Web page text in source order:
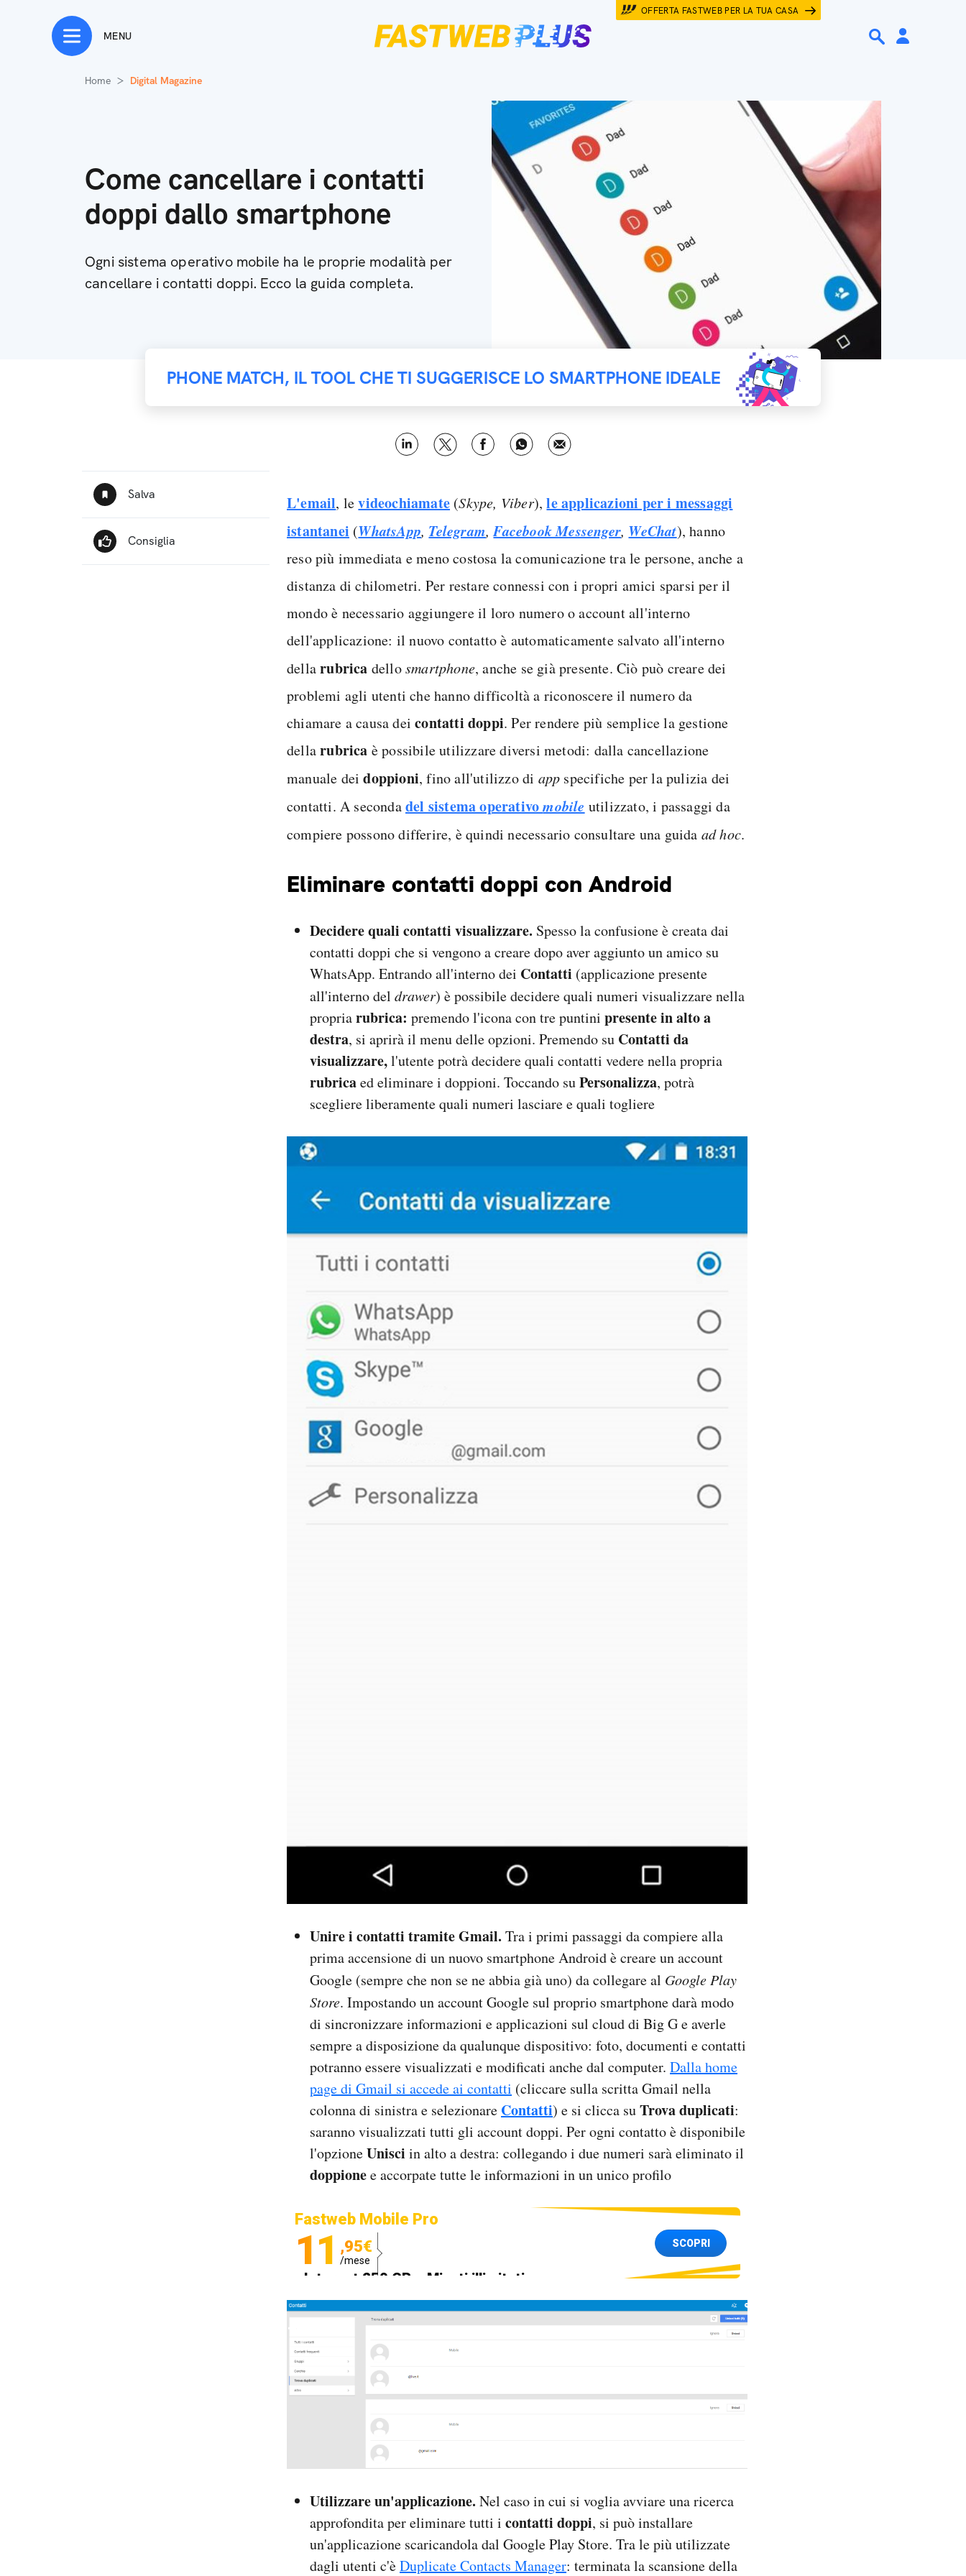
OFFERTA FASTWEB PER LA TUA CASA
MENU
Home Digital Magazine
Come cancellare i contatti
doppi dallo smartphone
Ogni sistema operativo mobile ha le proprie modalità per
cancellare i contatti doppi. Ecco la guida completa.
PHONE MATCH, IL TOOL CHE TI SUGGERISCE LO SMARTPHONE IDEALE
L'email, levideochiamate (Skype, Viber),le applicazioni per i messaggi
istantanei (WhatsApp, Telegram, Facebook Messenger, WeChat), hanno
reso più immediata e meno costosa la comunicazione tra le persone, anche a
distanza di chilometri. Per restare connessi con i propri amici sparsi per il
mondo è necessario aggiungere il loro numero o account all'interno
dell'applicazione: il nuovo contatto è automaticamente salvato all'interno
dellarubrica dellosmartphone, anche se già presente. Ciò può creare dei
problemi agli utenti che hanno difficoltà a riconoscere il numero da
chiamare a causa deicontatti doppi. Per rendere più semplice la gestione
dellarubrica è possibile utilizzare diversi metodi: dalla cancellazione
manuale deidoppioni, fino all'utilizzo di app specifiche per la pulizia dei
contatti. A secondadel sistema operativomobile utilizzato, i passaggi da
compiere possono differire, è quindi necessario consultare una guida ad hoc.
Eliminare contatti doppi con Android
Decidere quali contatti visualizzare. Spesso la confusione è creata dai
contatti doppi che si vengono a creare dopo aver aggiunto un amico su
WhatsApp. Entrando all'interno dei Contatti (applicazione presente
all'interno del drawer) è possibile decidere quali numeri visualizzare nella
propriarubrica: premendo l'icona con tre puntini presente in alto a
destra, si aprirà il menu delle opzioni. Premendo su Contatti da
visualizzare,l'utente potrà decidere quali contatti vedere nella propria
rubricaed eliminare i doppioni. Toccando suPersonalizza, potrà
scegliere liberamente quali numeri lasciare e quali togliere
Unire i contatti tramite Gmail. Tra i primi passaggi da compiere alla
prima accensione di un nuovo smartphone Android è creare un account
Google (sempre che non se ne abbia già uno) da collegare al Google Play
Store. Impostando un account Google sul proprio smartphone darà modo
di sincronizzare informazioni e applicazioni sul cloud di Big G e averle
sempre a disposizione da qualunque dispositivo: foto, documenti e contatti
potranno essere visualizzati e modificati anche dal computer. Dalla home
page di Gmail si accede ai contatti (cliccare sulla scritta Gmail nella
colonna di sinistra e selezionare Contatti) e si clicca suTrova duplicati:
saranno visualizzati tutti gli account doppi. Per ogni contatto è disponibile
l'opzioneUnisci in alto a destra: collegando i due numeri sarà eliminato il
doppionee accorpate tutte le informazioni in un unico profilo
Fastweb Mobile Pro
11 ,95€
/mese
Internet 250 GB e Minuti illimitati
Spedizione SIM GRATIS
SCOPRI
Utilizzare un'applicazione. Nel caso in cui si voglia avviare una ricerca
approfondita per eliminare tutti i contatti doppi, si può installare
un'applicazione scaricandola dal Google Play Store. Tra le più utilizzate
dagli utenti c'èDuplicate Contacts Manager: terminata la scansione della